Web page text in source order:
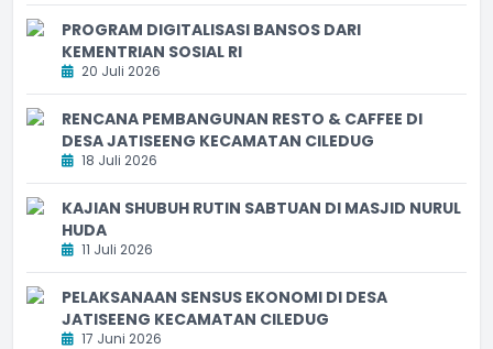
PROGRAM DIGITALISASI BANSOS DARI
KEMENTRIAN SOSIAL RI
20 Juli 2026
RENCANA PEMBANGUNAN RESTO & CAFFEE DI
DESA JATISEENG KECAMATAN CILEDUG
18 Juli 2026
KAJIAN SHUBUH RUTIN SABTUAN DI MASJID NURUL
HUDA
11 Juli 2026
PELAKSANAAN SENSUS EKONOMI DI DESA
JATISEENG KECAMATAN CILEDUG
17 Juni 2026